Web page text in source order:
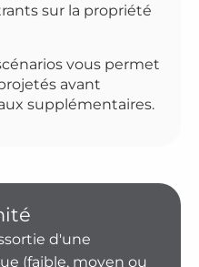
sur la propriété
vous permet
avant
supplémentaires.
d'une
(faible, moyen ou